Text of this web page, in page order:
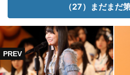
（27）まだまだ